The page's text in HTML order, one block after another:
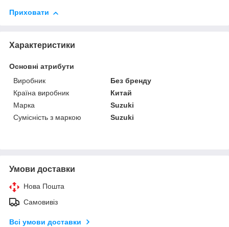
Приховати
Характеристики
Основні атрибути
Виробник
Без бренду
Країна виробник
Китай
Марка
Suzuki
Сумісність з маркою
Suzuki
Умови доставки
Нова Пошта
Самовивіз
Всі умови доставки